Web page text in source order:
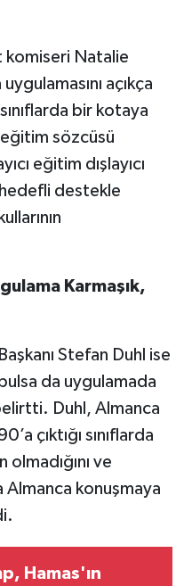
komiseri Natalie
açıkça
bir kotaya
eğitim sözcüsü
eğitim dışlayıcı
destekle
Karmaşık,
Stefan Duhl ise
da uygulamada
Duhl, Almanca
çıktığı sınıflarda
ve
Almanca konuşmaya
Hamas'ın